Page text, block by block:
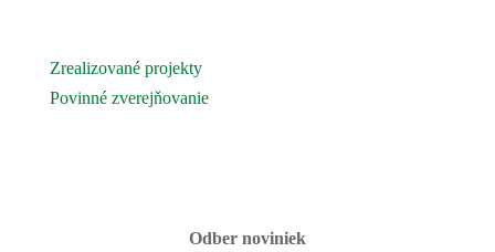
Zrealizované projekty
Povinné zverejňovanie
Odber noviniek